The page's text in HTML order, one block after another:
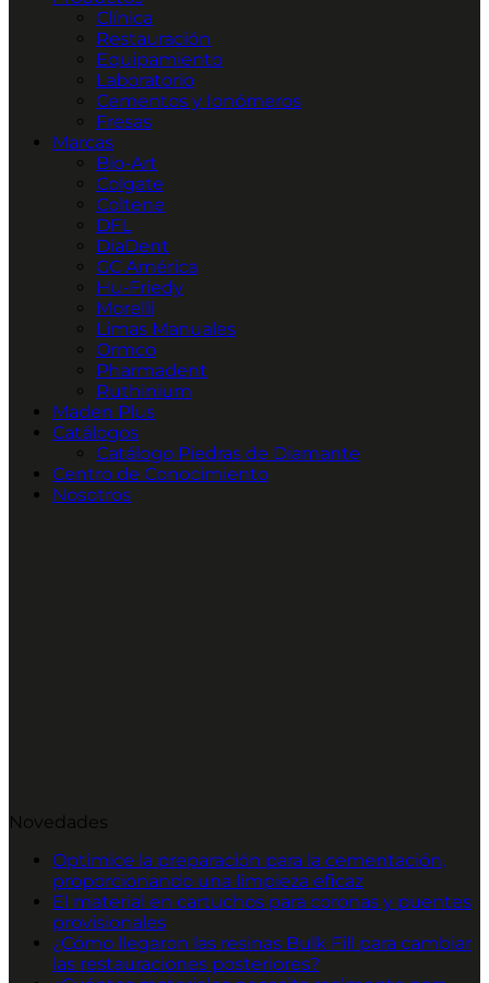
Clínica
Restauración
Equipamiento
Laboratorio
Cementos y Ionómeros
Fresas
Marcas
Bio-Art
Colgate
Coltene
DFL
DiaDent
GC América
Hu-Friedy
Morelli
Limas Manuales
Ormco
Pharmadent
Ruthinium
Maden Plus
Catálogos
Catálogo Piedras de Diamante
Centro de Conocimiento
Nosotros
Novedades
Optimice la preparación para la cementación,
proporcionando una limpieza eficaz
El material en cartuchos para coronas y puentes
provisionales
¿Cómo llegaron las resinas Bulk Fill para cambiar
las restauraciones posteriores?